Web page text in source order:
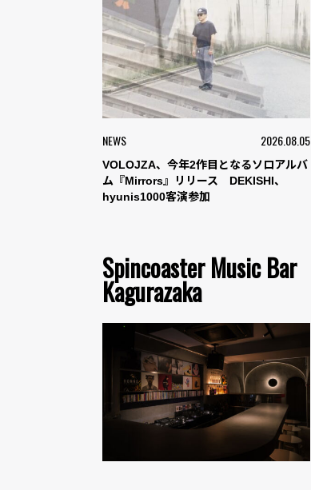
NEWS 2026.08.05
VOLOJZA、今年2作目となるソロアルバ
ム『Mirrors』リリース DEKISHI、
hyunis1000客演参加
Spincoaster Music Bar
Kagurazaka